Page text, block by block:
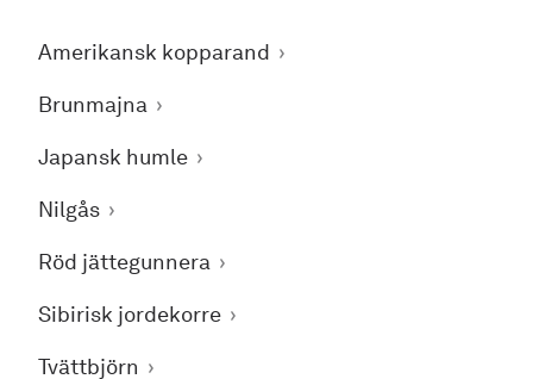
Amerikansk kopparand
Brunmajna
Japansk humle
Nilgås
Röd jättegunnera
Sibirisk jordekorre
Tvättbjörn